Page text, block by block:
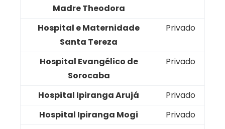
Madre Theodora
Hospital e Maternidade
Santa Tereza
Privado
Hospital Evangélico de
Sorocaba
Privado
Hospital Ipiranga Arujá
Privado
Hospital Ipiranga Mogi
Privado